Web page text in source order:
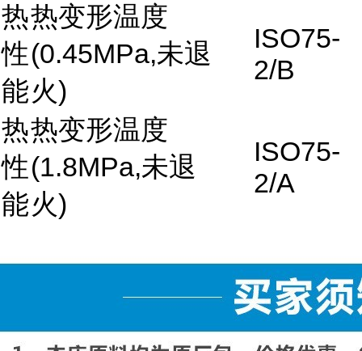
热
性
能
热变形温度
(0.45MPa,未退
火)
ISO75-
2/B
热
性
能
热变形温度
(1.8MPa,未退
火)
ISO75-
2/A